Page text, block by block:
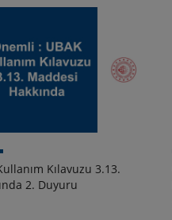
Kılavuzu 3.13.
2. Duyuru